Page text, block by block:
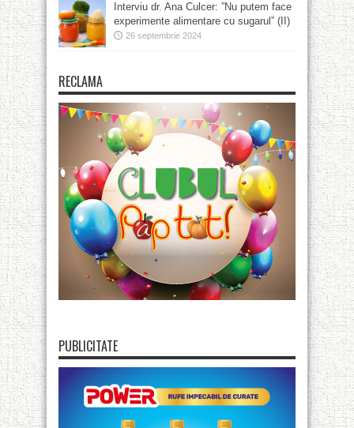
Interviu dr. Ana Culcer: ”Nu putem face
experimente alimentare cu sugarul” (II)
26 septembrie 2024
RECLAMA
PUBLICITATE